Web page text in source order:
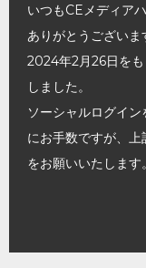
いつもCEメディア
ありがとうございま
2024年2月26日を
しました。
ソーシャルログイ
にお手数ですが、
をお願いいたします。